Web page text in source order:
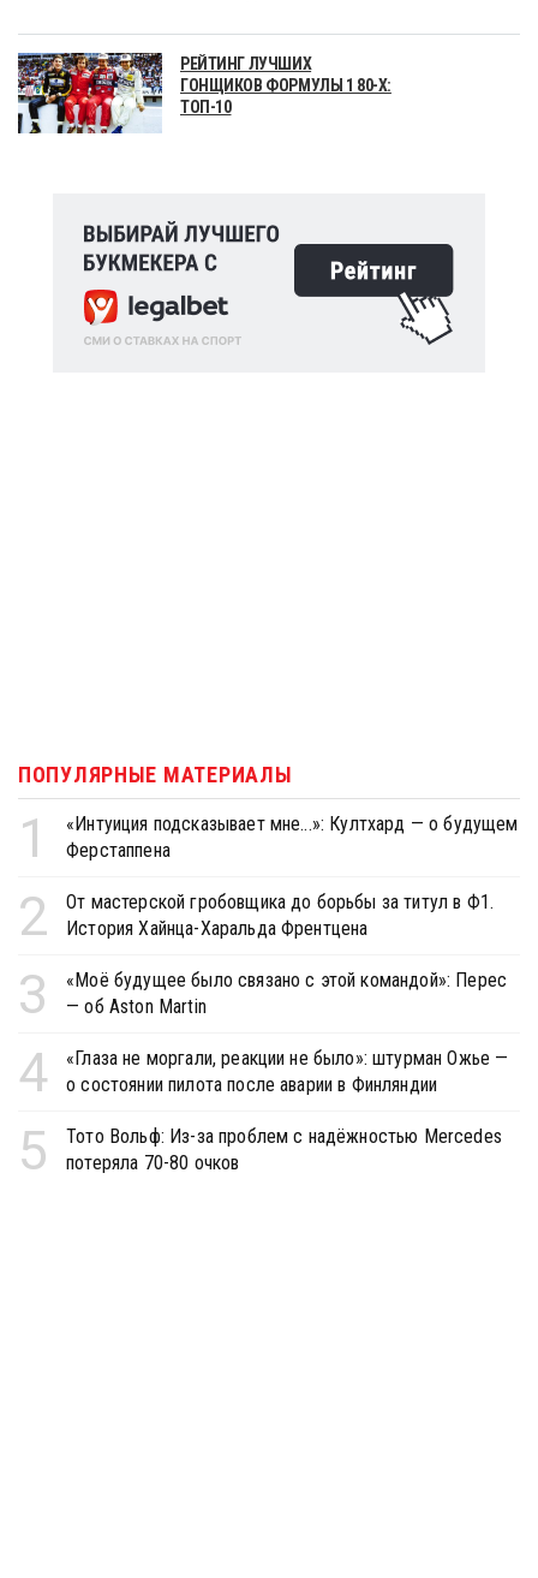
РЕЙТИНГ ЛУЧШИХ
ГОНЩИКОВ ФОРМУЛЫ 1 80-Х:
ТОП-10
ПОПУЛЯРНЫЕ МАТЕРИАЛЫ
1
«Интуиция подсказывает мне...»: Култхард — о будущем
Ферстаппена
2
От мастерской гробовщика до борьбы за титул в Ф1.
История Хайнца-Харальда Френтцена
3
«Моё будущее было связано с этой командой»: Перес
— об Aston Martin
4
«Глаза не моргали, реакции не было»: штурман Ожье —
о состоянии пилота после аварии в Финляндии
5
Тото Вольф: Из-за проблем с надёжностью Mercedes
потеряла 70-80 очков